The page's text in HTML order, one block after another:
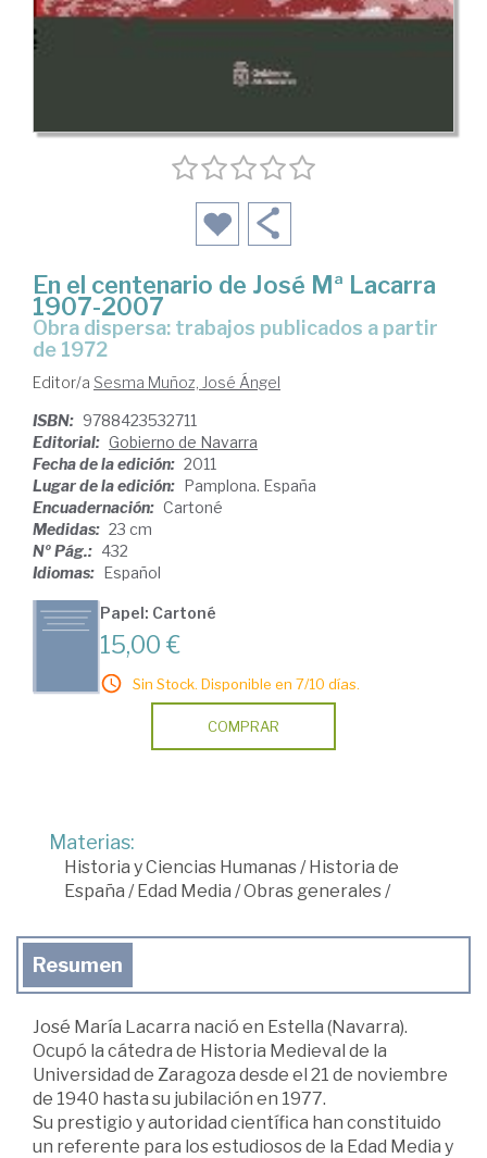
En el centenario de José Mª Lacarra
1907-2007
obra dispersa: trabajos publicados a partir
de 1972
Editor/a Sesma Muñoz, José Ángel
ISBN: 9788423532711
Editorial: Gobierno de Navarra
Fecha de la edición: 2011
Lugar de la edición: Pamplona. España
Encuadernación: Cartoné
Medidas: 23 cm
Nº Pág.: 432
Idiomas: Español
Papel: Cartoné
15,00 €
Sin Stock. Disponible en 7/10 días.
COMPRAR
Materias:
Historia y Ciencias Humanas/Historia de
España /Edad Media /Obras generales/
Resumen
José María Lacarra nació en Estella (Navarra).
Ocupó la cátedra de Historia Medieval de la
Universidad de Zaragoza desde el 21 de noviembre
de 1940 hasta su jubilación en 1977.
Su prestigio y autoridad científica han constituido
un referente para los estudiosos de la Edad Media y